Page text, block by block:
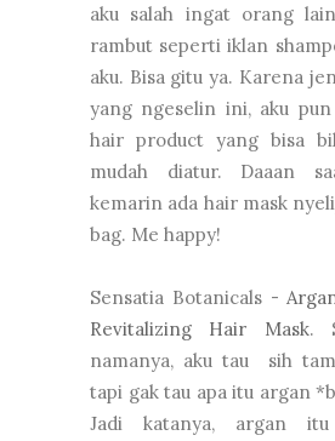
aku salah ingat orang
rambut seperti iklan
aku. Bisa gitu ya. Karena
yang ngeselin ini, aku
hair product yang bisa
mudah diatur. Daaan
kemarin ada hair mask
bag. Me happy!
Sensatia Botanicals -
Revitalizing Hair Mask.
namanya, aku tau sih
tapi gak tau apa itu argan
Jadi katanya, argan